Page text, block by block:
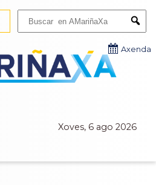
Xoves, 6 ago 2026
Axenda